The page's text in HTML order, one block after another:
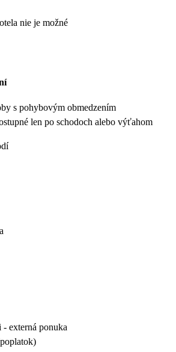
nie je možné
s pohybovým obmedzením
len po schodoch alebo výťahom
externá ponuka